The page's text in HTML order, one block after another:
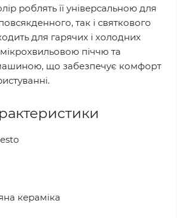
роблять її універсальною для
так і святкового
для гарячих і холодних
мікрохвильовою піччю та
що забезпечує комфорт
кераміка